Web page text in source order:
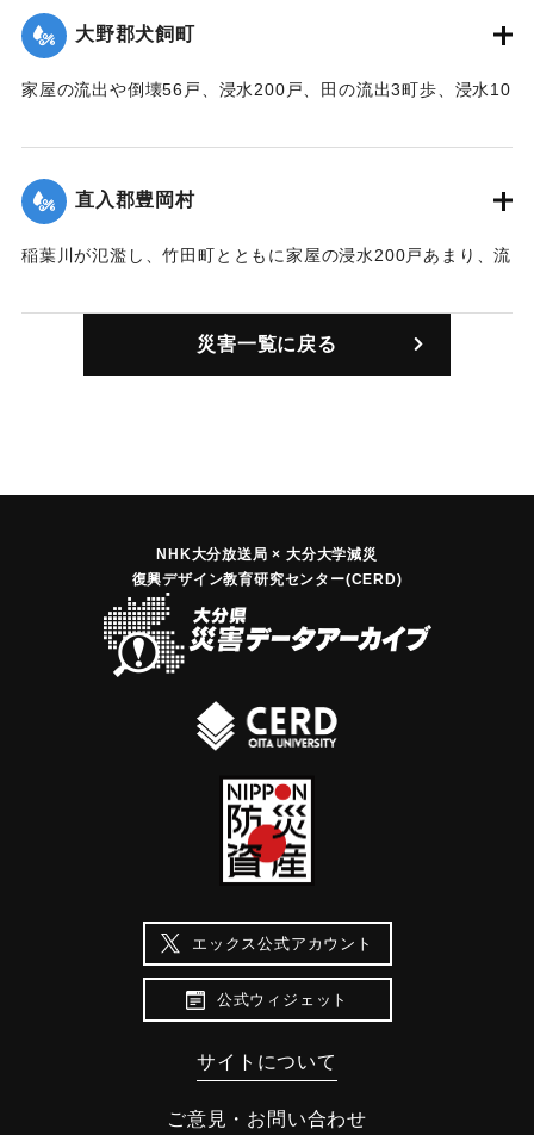
大野郡犬飼町
家屋の流出や倒壊56戸、浸水200戸、田の流出3町歩、浸水10
直入郡豊岡村
稲葉川が氾濫し、竹田町とともに家屋の浸水200戸あまり、流
災害一覧に戻る
NHK大分放送局 × 大分大学減災
復興デザイン教育研究センター(CERD)
エックス公式アカウント
公式ウィジェット
サイトについて
ご意見・お問い合わせ